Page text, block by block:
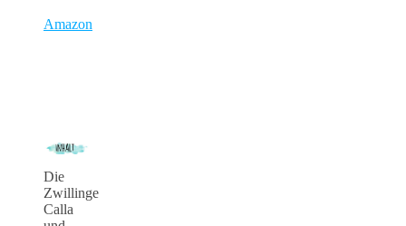
Amazon
Die
Zwillinge
Calla